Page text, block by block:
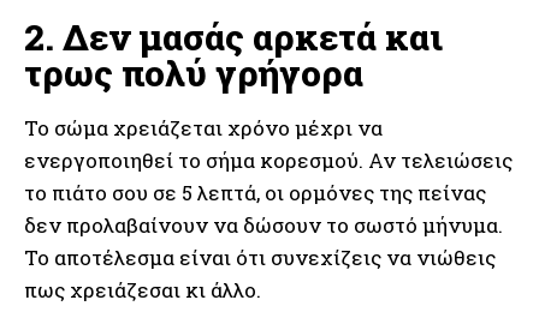
2. Δεν μασάς αρκετά και
τρως πολύ γρήγορα
Το σώμα χρειάζεται χρόνο μέχρι να
ενεργοποιηθεί το σήμα κορεσμού. Αν τελειώσεις
το πιάτο σου σε 5 λεπτά, οι ορμόνες της πείνας
δεν προλαβαίνουν να δώσουν το σωστό μήνυμα.
Το αποτέλεσμα είναι ότι συνεχίζεις να νιώθεις
πως χρειάζεσαι κι άλλο.